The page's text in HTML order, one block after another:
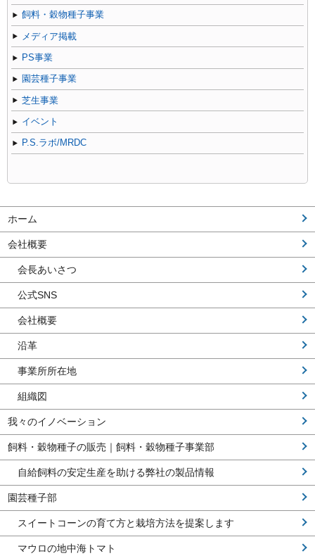
飼料・穀物種子事業
メディア掲載
PS事業
園芸種子事業
芝生事業
イベント
P.S.ラボ/MRDC
ホーム
会社概要
会長あいさつ
公式SNS
会社概要
沿革
事業所所在地
組織図
我々のイノベーション
飼料・穀物種子の販売｜飼料・穀物種子事業部
自給飼料の安定生産を助ける弊社の製品情報
園芸種子部
スイートコーンの育て方と栽培方法を提案します
マウロの地中海トマト